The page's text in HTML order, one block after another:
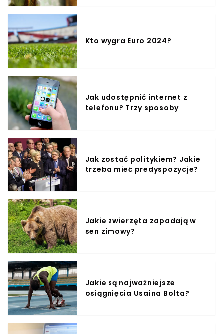
Kto wygra Euro 2024?
Jak udostępnić internet z
telefonu? Trzy sposoby
Jak zostać politykiem? Jakie
trzeba mieć predyspozycje?
Jakie zwierzęta zapadają w
sen zimowy?
Jakie są najważniejsze
osiągnięcia Usaina Bolta?